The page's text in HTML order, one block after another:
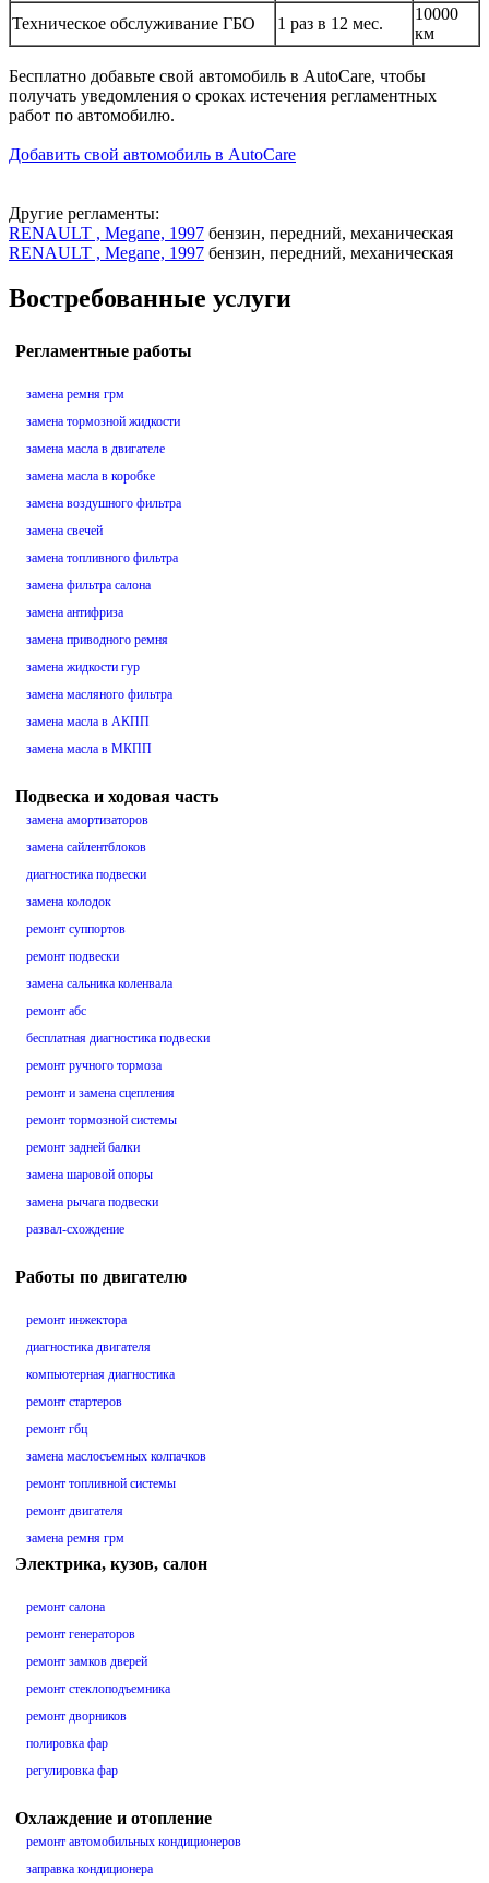
Техническое обслуживание ГБО
1 раз в 12 мес.
10000
км
Бесплатно добавьте свой автомобиль в AutoCare, чтобы
получать уведомления о сроках истечения регламентных
работ по автомобилю.
Добавить свой автомобиль в AutoCare
Другие регламенты:
RENAULT , Megane, 1997 бензин, передний, механическая
RENAULT , Megane, 1997 бензин, передний, механическая
Востребованные услуги
Регламентные работы
замена ремня грм
замена тормозной жидкости
замена масла в двигателе
замена масла в коробке
замена воздушного фильтра
замена свечей
замена топливного фильтра
замена фильтра салона
замена антифриза
замена приводного ремня
замена жидкости гур
замена масляного фильтра
замена масла в АКПП
замена масла в МКПП
Подвеска и ходовая часть
замена амортизаторов
замена сайлентблоков
диагностика подвески
замена колодок
ремонт суппортов
ремонт подвески
замена сальника коленвала
ремонт абс
бесплатная диагностика подвески
ремонт ручного тормоза
ремонт и замена сцепления
ремонт тормозной системы
ремонт задней балки
замена шаровой опоры
замена рычага подвески
развал-схождение
Работы по двигателю
ремонт инжектора
диагностика двигателя
компьютерная диагностика
ремонт стартеров
ремонт гбц
замена маслосъемных колпачков
ремонт топливной системы
ремонт двигателя
замена ремня грм
Электрика, кузов, салон
ремонт салона
ремонт генераторов
ремонт замков дверей
ремонт стеклоподъемника
ремонт дворников
полировка фар
регулировка фар
Охлаждение и отопление
ремонт автомобильных кондиционеров
заправка кондиционера